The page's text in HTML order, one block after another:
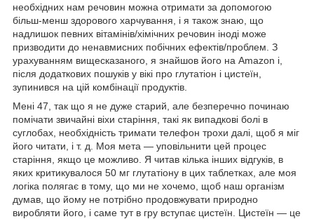
необхідних нам речовин можна отримати за допомогою
більш-менш здорового харчування, і я також знаю, що
надлишок певних вітамінів/хімічних речовин іноді може
призводити до ненавмисних побічних ефектів/проблем. З
урахуванням вищесказаного, я знайшов його на Amazon і,
після додаткових пошуків у вікі про глутатіон і цистеїн,
зупинився на цій комбінації продуктів.
Мені 47, так що я не дуже старий, але безперечно починаю
помічати звичайні віхи старіння, такі як випадкові болі в
суглобах, необхідність тримати телефон трохи далі, щоб я міг
його читати, і т. д. Моя мета — уповільнити цей процес
старіння, якщо це можливо. Я читав кілька інших відгуків, в
яких критикувалося 50 мг глутатіону в цих таблетках, але моя
логіка полягає в тому, що ми не хочемо, щоб наш організм
думав, що йому не потрібно продовжувати природно
виробляти його, і саме тут в гру вступає цистеїн. Цистеїн — це